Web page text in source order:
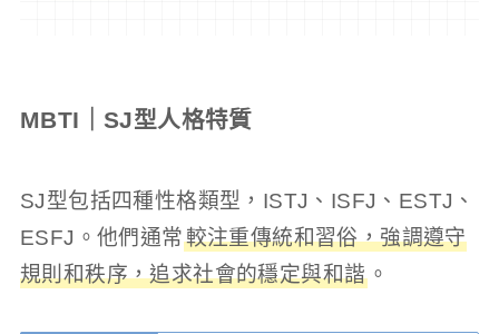
MBTI｜SJ型人格特質
SJ型包括四種性格類型，ISTJ、ISFJ、ESTJ、
ESFJ。他們通常較注重傳統和習俗，強調遵守
規則和秩序，追求社會的穩定與和諧 。